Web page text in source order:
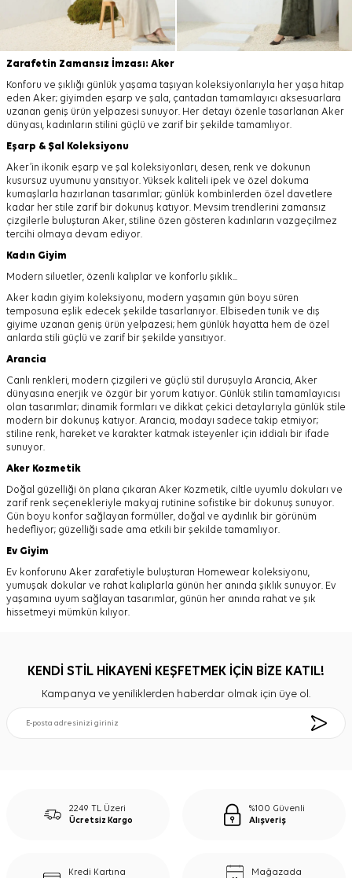
Zarafetin Zamansız İmzası: Aker
Konforu ve şıklığı günlük yaşama taşıyan koleksiyonlarıyla her yaşa hitap
eden Aker; giyimden eşarp ve şala, çantadan tamamlayıcı aksesuarlara
uzanan geniş ürün yelpazesi sunuyor. Her detayı özenle tasarlanan Aker
dünyası, kadınların stilini güçlü ve zarif bir şekilde tamamlıyor.
Eşarp & Şal Koleksiyonu
Aker’in ikonik eşarp ve şal koleksiyonları, desen, renk ve dokunun
kusursuz uyumunu yansıtıyor. Yüksek kaliteli ipek ve özel dokuma
kumaşlarla hazırlanan tasarımlar; günlük kombinlerden özel davetlere
kadar her stile zarif bir dokunuş katıyor. Mevsim trendlerini zamansız
çizgilerle buluşturan Aker, stiline özen gösteren kadınların vazgeçilmez
tercihi olmaya devam ediyor.
Kadın Giyim
Modern siluetler, özenli kalıplar ve konforlu şıklık...
Aker kadın giyim koleksiyonu, modern yaşamın gün boyu süren
temposuna eşlik edecek şekilde tasarlanıyor. Elbiseden tunik ve dış
giyime uzanan geniş ürün yelpazesi; hem günlük hayatta hem de özel
anlarda stili güçlü ve zarif bir şekilde yansıtıyor.
Arancia
Canlı renkleri, modern çizgileri ve güçlü stil duruşuyla Arancia, Aker
dünyasına enerjik ve özgür bir yorum katıyor. Günlük stilin tamamlayıcısı
olan tasarımlar; dinamik formları ve dikkat çekici detaylarıyla günlük stile
modern bir dokunuş katıyor. Arancia, modayı sadece takip etmiyor;
stiline renk, hareket ve karakter katmak isteyenler için iddialı bir ifade
sunuyor.
Aker Kozmetik
Doğal güzelliği ön plana çıkaran Aker Kozmetik, ciltle uyumlu dokuları ve
zarif renk seçenekleriyle makyaj rutinine sofistike bir dokunuş sunuyor.
Gün boyu konfor sağlayan formüller, doğal ve aydınlık bir görünüm
hedefliyor; güzelliği sade ama etkili bir şekilde tamamlıyor.
Ev Giyim
Ev konforunu Aker zarafetiyle buluşturan Homewear koleksiyonu,
yumuşak dokular ve rahat kalıplarla günün her anında şıklık sunuyor. Ev
yaşamına uyum sağlayan tasarımlar, günün her anında rahat ve şık
hissetmeyi mümkün kılıyor.
KENDİ STİL HİKAYENİ KEŞFETMEK İÇİN BİZE KATIL!
Kampanya ve yeniliklerden haberdar olmak için üye ol.
2249 TL Üzeri
Ücretsiz Kargo
%100 Güvenli
Alışveriş
Kredi Kartına
Mağazada